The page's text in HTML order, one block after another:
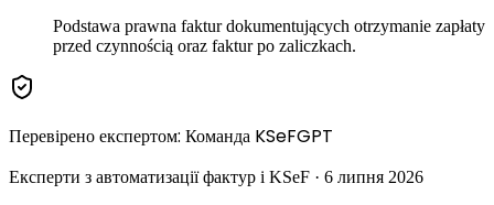
Podstawa prawna faktur dokumentujących otrzymanie zapłaty
przed czynnością oraz faktur po zaliczkach.
Перевірено експертом: Команда KSeFGPT
Експерти з автоматизації фактур і KSeF · 6 липня 2026